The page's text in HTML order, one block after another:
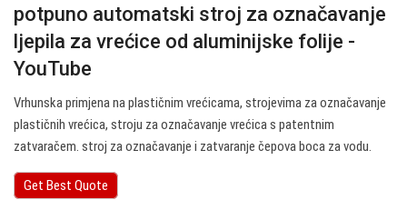
potpuno automatski stroj za označavanje
ljepila za vrećice od aluminijske folije -
YouTube
Vrhunska primjena na plastičnim vrećicama, strojevima za označavanje
plastičnih vrećica, stroju za označavanje vrećica s patentnim
zatvaračem. stroj za označavanje i zatvaranje čepova boca za vodu.
Get Best Quote